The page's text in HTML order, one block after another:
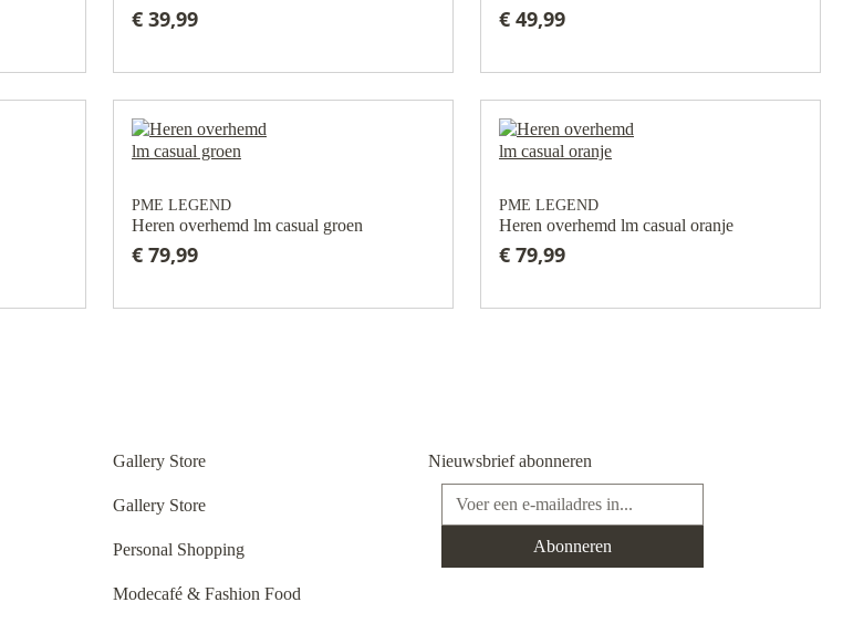
€ 39,99 € 49,99
PME LEGEND
Heren overhemd lm casual groen
€ 79,99
PME LEGEND
Heren overhemd lm casual oranje
€ 79,99
Gallery Store
Gallery Store
Personal Shopping
Modecafé & Fashion Food
Nieuwsbrief abonneren
E-mailadres*
Abonneren